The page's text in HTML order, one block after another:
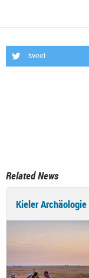
tweet
Related News
Kieler